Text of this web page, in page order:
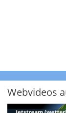
Webvideos